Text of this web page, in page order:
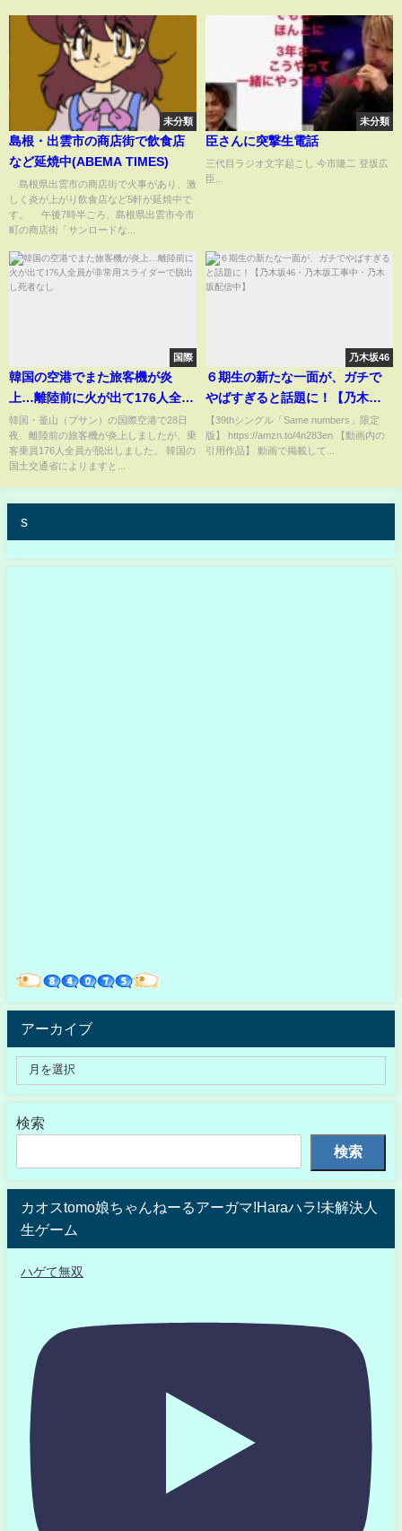
未分類
島根・出雲市の商店街で飲食店
など延焼中(ABEMA TIMES)
島根県出雲市の商店街で火事があり、激
しく炎が上がり飲食店など5軒が延焼中で
す。 午後7時半ごろ、島根県出雲市今市
町の商店街「サンロードな...
未分類
臣さんに突撃生電話
三代目ラジオ文字起こし 今市隆二 登坂広
臣...
国際
韓国の空港でまた旅客機が炎
上…離陸前に火が出て176人全員
が非常用スライダーで脱出し死
者なし
韓国・釜山（プサン）の国際空港で28日
夜、離陸前の旅客機が炎上しましたが、乗
客乗員176人全員が脱出しました。 韓国の
国土交通省によりますと...
乃木坂46
６期生の新たな一面が、ガチで
やばすぎると話題に！【乃木坂
46・乃木坂工事中・乃木坂配信
中】
【39thシングル「Same numbers」限定
版】 https://amzn.to/4n283en 【動画内の
引用作品】 動画で掲載して...
s
アーカイブ
検索
検索
カオスtomo娘ちゃんねーるアーガマ!Haraハラ!未解決人
生ゲーム
ハゲて無双